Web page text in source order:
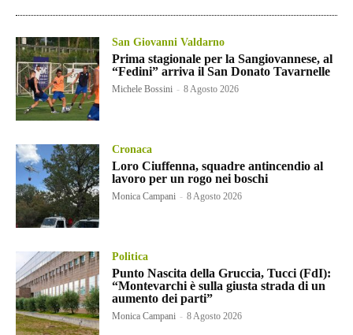
San Giovanni Valdarno
Prima stagionale per la Sangiovannese, al
“Fedini” arriva il San Donato Tavarnelle
Michele Bossini - 8 Agosto 2026
Cronaca
Loro Ciuffenna, squadre antincendio al
lavoro per un rogo nei boschi
Monica Campani - 8 Agosto 2026
Politica
Punto Nascita della Gruccia, Tucci (FdI):
“Montevarchi è sulla giusta strada di un
aumento dei parti”
Monica Campani - 8 Agosto 2026